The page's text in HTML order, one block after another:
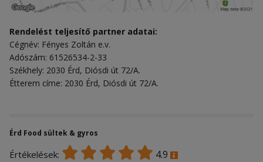
Rendelést teljesítő partner adatai:
Cégnév: Fényes Zoltán e.v.
Adószám: 61526534-2-33
Székhely: 2030 Érd, Diósdi út 72/A.
Étterem címe: 2030 Érd, Diósdi út 72/A.
Érd Food sültek & gyros
Értékelések: 4.9